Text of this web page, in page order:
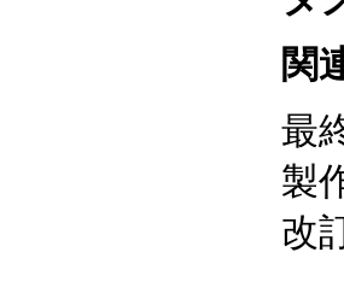
関
最
製
改